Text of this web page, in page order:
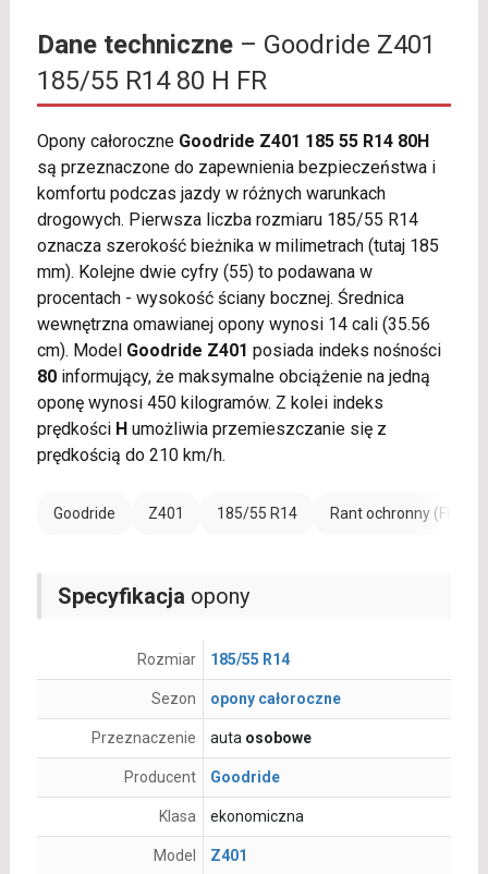
Dane techniczne– Goodride Z401
185/55 R14 80 H FR
Opony całoroczne Goodride Z401 185 55 R14 80H
są przeznaczone do zapewnienia bezpieczeństwa i
komfortu podczas jazdy w różnych warunkach
drogowych. Pierwsza liczba rozmiaru 185/55 R14
oznacza szerokość bieżnika w milimetrach (tutaj 185
mm). Kolejne dwie cyfry (55) to podawana w
procentach - wysokość ściany bocznej. Średnica
wewnętrzna omawianej opony wynosi 14 cali (35.56
cm). Model Goodride Z401 posiada indeks nośności
80informujący, że maksymalne obciążenie na jedną
oponę wynosi 450 kilogramów. Z kolei indeks
prędkości Humożliwia przemieszczanie się z
prędkością do 210 km/h.
Goodride Z401 185/55 R14 Rant ochronny (FR)
Specyfikacja opony
Rozmiar 185/55 R14
Sezon opony całoroczne
Przeznaczenie auta osobowe
Producent Goodride
Klasa ekonomiczna
Model Z401